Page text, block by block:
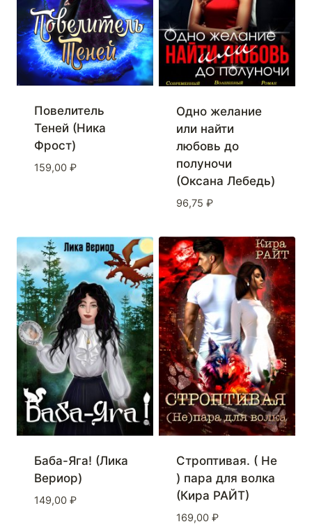
Повелитель
Теней (Ника
Фрост)
159,00 ₽
Одно желание
или найти
любовь до
полуночи
(Оксана Лебедь)
96,75 ₽
Баба-Яга! (Лика
Вериор)
149,00 ₽
Строптивая. ( Не
) пара для волка
(Кира РАЙТ)
169,00 ₽